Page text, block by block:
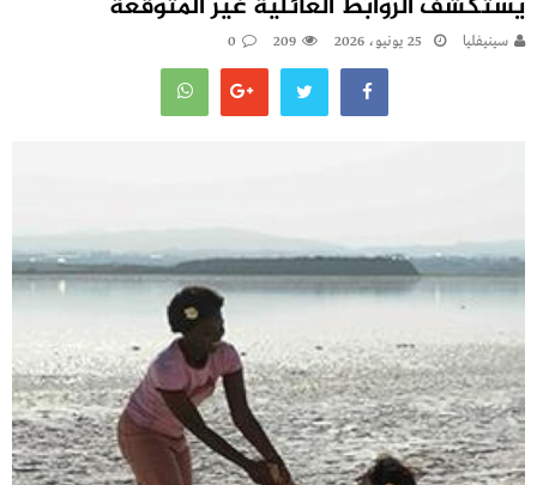
سينيفليا 25 يونيو، 2026 209
0